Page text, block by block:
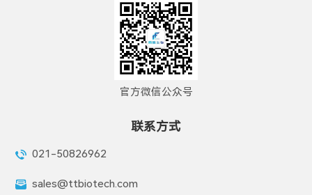
官方微信公众号
联系方式
021-50826962
sales@ttbiotech.com